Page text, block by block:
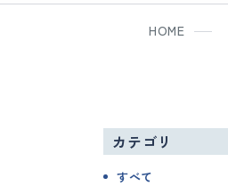
HOME
カテゴリ
すべて